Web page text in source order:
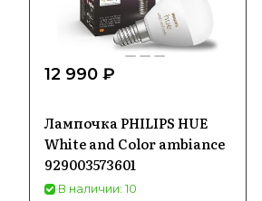
12 990 ₽
Лампочка PHILIPS HUE
White and Color ambiance
929003573601
В наличии: 10